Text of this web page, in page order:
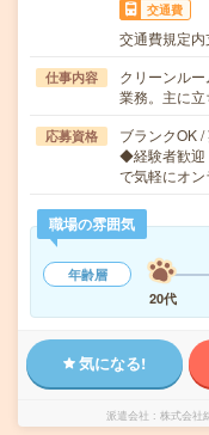
交通費
交通費規定内
仕事内容
クリーンル
業務。主に
応募資格
ブランクOK
◆経験者歓迎
で気軽にオ
職場の雰囲気
年齢層
20代
気になる!
派遣会社 株式会社